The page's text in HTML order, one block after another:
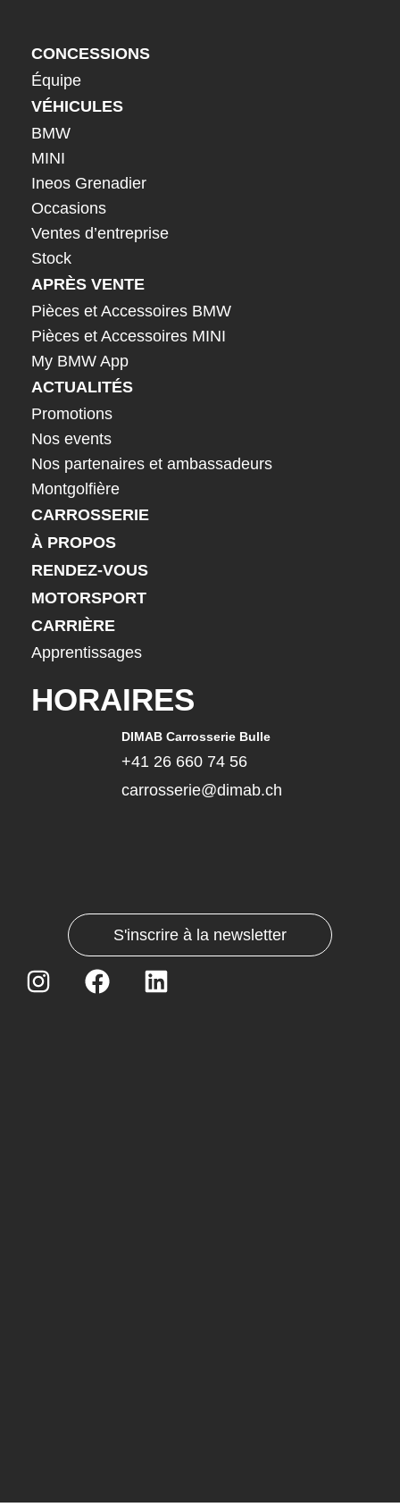
CONCESSIONS
Équipe
VÉHICULES
BMW
MINI
Ineos Grenadier
Occasions
Ventes d’entreprise
Stock
APRÈS VENTE
Pièces et Accessoires BMW
Pièces et Accessoires MINI
My BMW App
ACTUALITÉS
Promotions
Nos events
Nos partenaires et ambassadeurs
Montgolfière
CARROSSERIE
À PROPOS
RENDEZ-VOUS
MOTORSPORT
CARRIÈRE
Apprentissages
HORAIRES
DIMAB Carrosserie Bulle
+41 26 660 74 56
carrosserie@dimab.ch
S'inscrire à la newsletter